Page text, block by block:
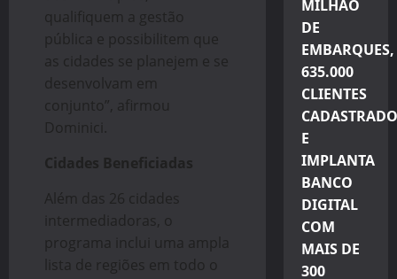
qualifiquem a gestão
pública e possibilitem que
as cidades se planejem e se
desenvolvam em
conjunto”, afirmou
Dominici.
Cidades Beneficiadas
Além das 26 cidades
intermediadoras, o
programa inclui uma ampla
lista de regiões em todo o
MILHÃO
DE
EMBARQUES,
635.000
CLIENTES
E
IMPLANTA
BANCO
DIGITAL
COM
MAIS DE
300